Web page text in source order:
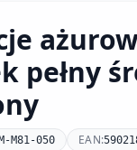
pełny
M81-050 EAN: